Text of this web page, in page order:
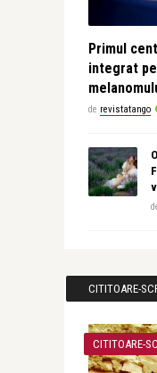
Primul
integrat
de revistatango
CITITOARE-
CITITOARE-